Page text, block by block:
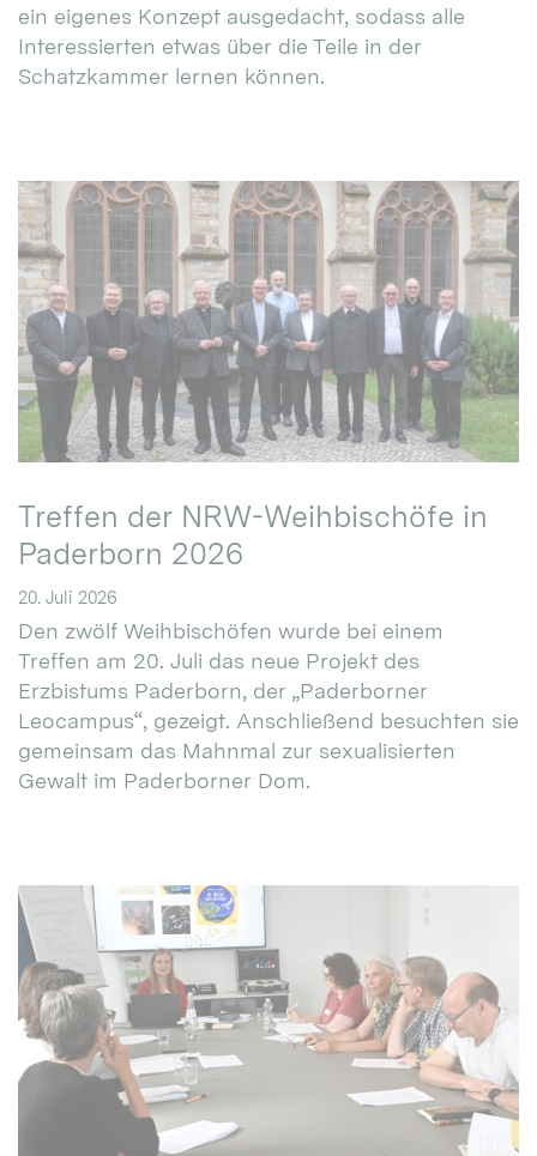
ein eigenes Konzept ausgedacht, sodass alle
Interessierten etwas über die Teile in der
Schatzkammer lernen können.
Treffen der NRW-Weihbischöfe in
Paderborn 2026
20. Juli 2026
Den zwölf Weihbischöfen wurde bei einem
Treffen am 20. Juli das neue Projekt des
Erzbistums Paderborn, der „Paderborner
Leocampus“, gezeigt. Anschließend besuchten sie
gemeinsam das Mahnmal zur sexualisierten
Gewalt im Paderborner Dom.